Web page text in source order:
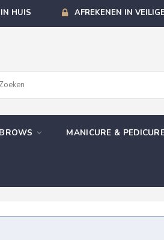
HUIS AFREKENEN IN
MANICURE &